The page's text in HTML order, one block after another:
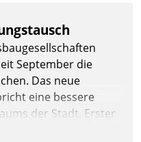
September die
Das neue
eine bessere
der Stadt. Erster
API-Hub mit